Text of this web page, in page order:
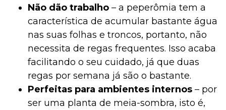
Não dão trabalho – a peperômia tem a
característica de acumular bastante água
nas suas folhas e troncos, portanto, não
necessita de regas frequentes. Isso acaba
facilitando o seu cuidado, já que duas
regas por semana já são o bastante.
Perfeitas para ambientes internos – por
ser uma planta de meia-sombra, isto é,